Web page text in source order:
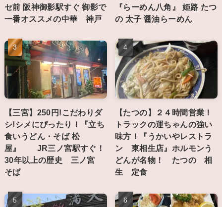
セ前 阪神御影駅すぐ 御影で
一番オススメの中華 神戸
『らーめん八角』 姫路 たつ
の 太子 醤油らーめん
【三宮】250円!こだわりダ
シ!シメにぴったり！『立ち
食いうどん・そば 松
屋』 JR三ノ宮駅すぐ！
30年以上の歴史 三ノ宮
そば
【たつの】２４時間営業！
トラックの運ちゃんの強い
味方！『うかいやレストラ
ン 東相生店』ホルモンう
どんが名物！ たつの 相
生 定食